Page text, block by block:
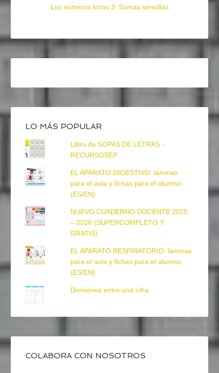
Los números locos 3: Sumas sencillas
LO MÁS POPULAR
Libro de SOPAS DE LETRAS -
RECURSOSEP
EL APARATO DIGESTIVO: láminas
para el aula y fichas para el alumno
(ES/EN)
NUEVO CUADERNO DOCENTE 2025
– 2026 (SUPERCOMPLETO Y
GRATIS)
EL APARATO RESPIRATORIO: láminas
para el aula y fichas para el alumno
(ES/EN)
Divisiones entre una cifra
COLABORA CON NOSOTROS